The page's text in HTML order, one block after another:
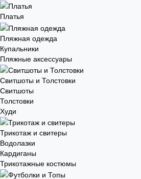
Платья
Пляжная одежда
Купальники
Пляжные аксессуары
Свитшоты и Толстовки
Свитшоты
Толстовки
Худи
Трикотаж и свитеры
Водолазки
Кардиганы
Трикотажные костюмы